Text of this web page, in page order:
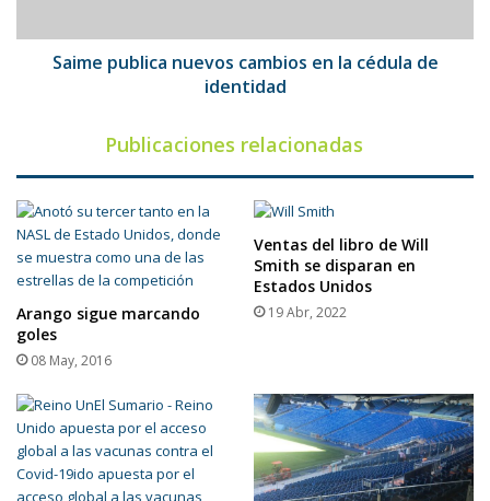
identidad
Saime publica nuevos cambios en la cédula de
identidad
Publicaciones relacionadas
Arango sigue marcando
goles
08 May, 2016
Ventas del libro de Will
Smith se disparan en
Estados Unidos
19 Abr, 2022